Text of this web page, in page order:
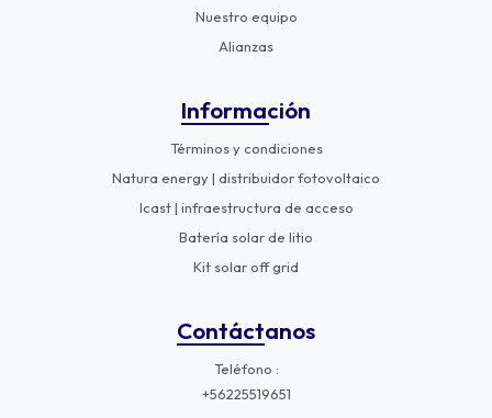
Nuestro equipo
Alianzas
Información
Términos y condiciones
Natura energy | distribuidor fotovoltaico
Icast | infraestructura de acceso
Batería solar de litio
Kit solar off grid
Contáctanos
Teléfono
+56225519651